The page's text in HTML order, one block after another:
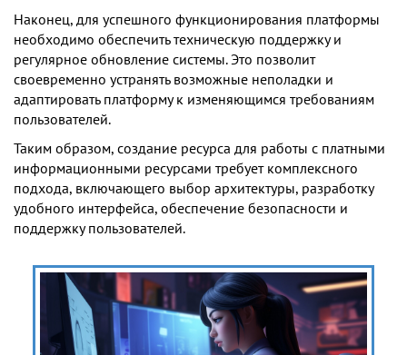
Наконец, для успешного функционирования платформы
необходимо обеспечить техническую поддержку и
регулярное обновление системы. Это позволит
своевременно устранять возможные неполадки и
адаптировать платформу к изменяющимся требованиям
пользователей.
Таким образом, создание ресурса для работы с платными
информационными ресурсами требует комплексного
подхода, включающего выбор архитектуры, разработку
удобного интерфейса, обеспечение безопасности и
поддержку пользователей.